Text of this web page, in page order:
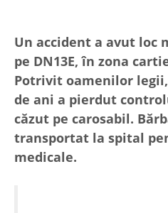
Un accident a avut loc
pe DN13E, în zona
Potrivit oamenilor
de ani a pierdut
căzut pe carosabil.
transportat la spital
medicale.